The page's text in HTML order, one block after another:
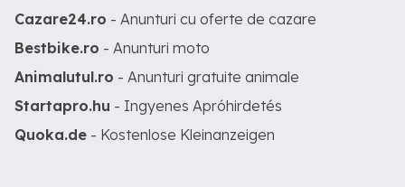
Cazare24.ro - Anunturi cu oferte de cazare
Bestbike.ro - Anunturi moto
Animalutul.ro - Anunturi gratuite animale
Startapro.hu - Ingyenes Apróhirdetés
Quoka.de - Kostenlose Kleinanzeigen